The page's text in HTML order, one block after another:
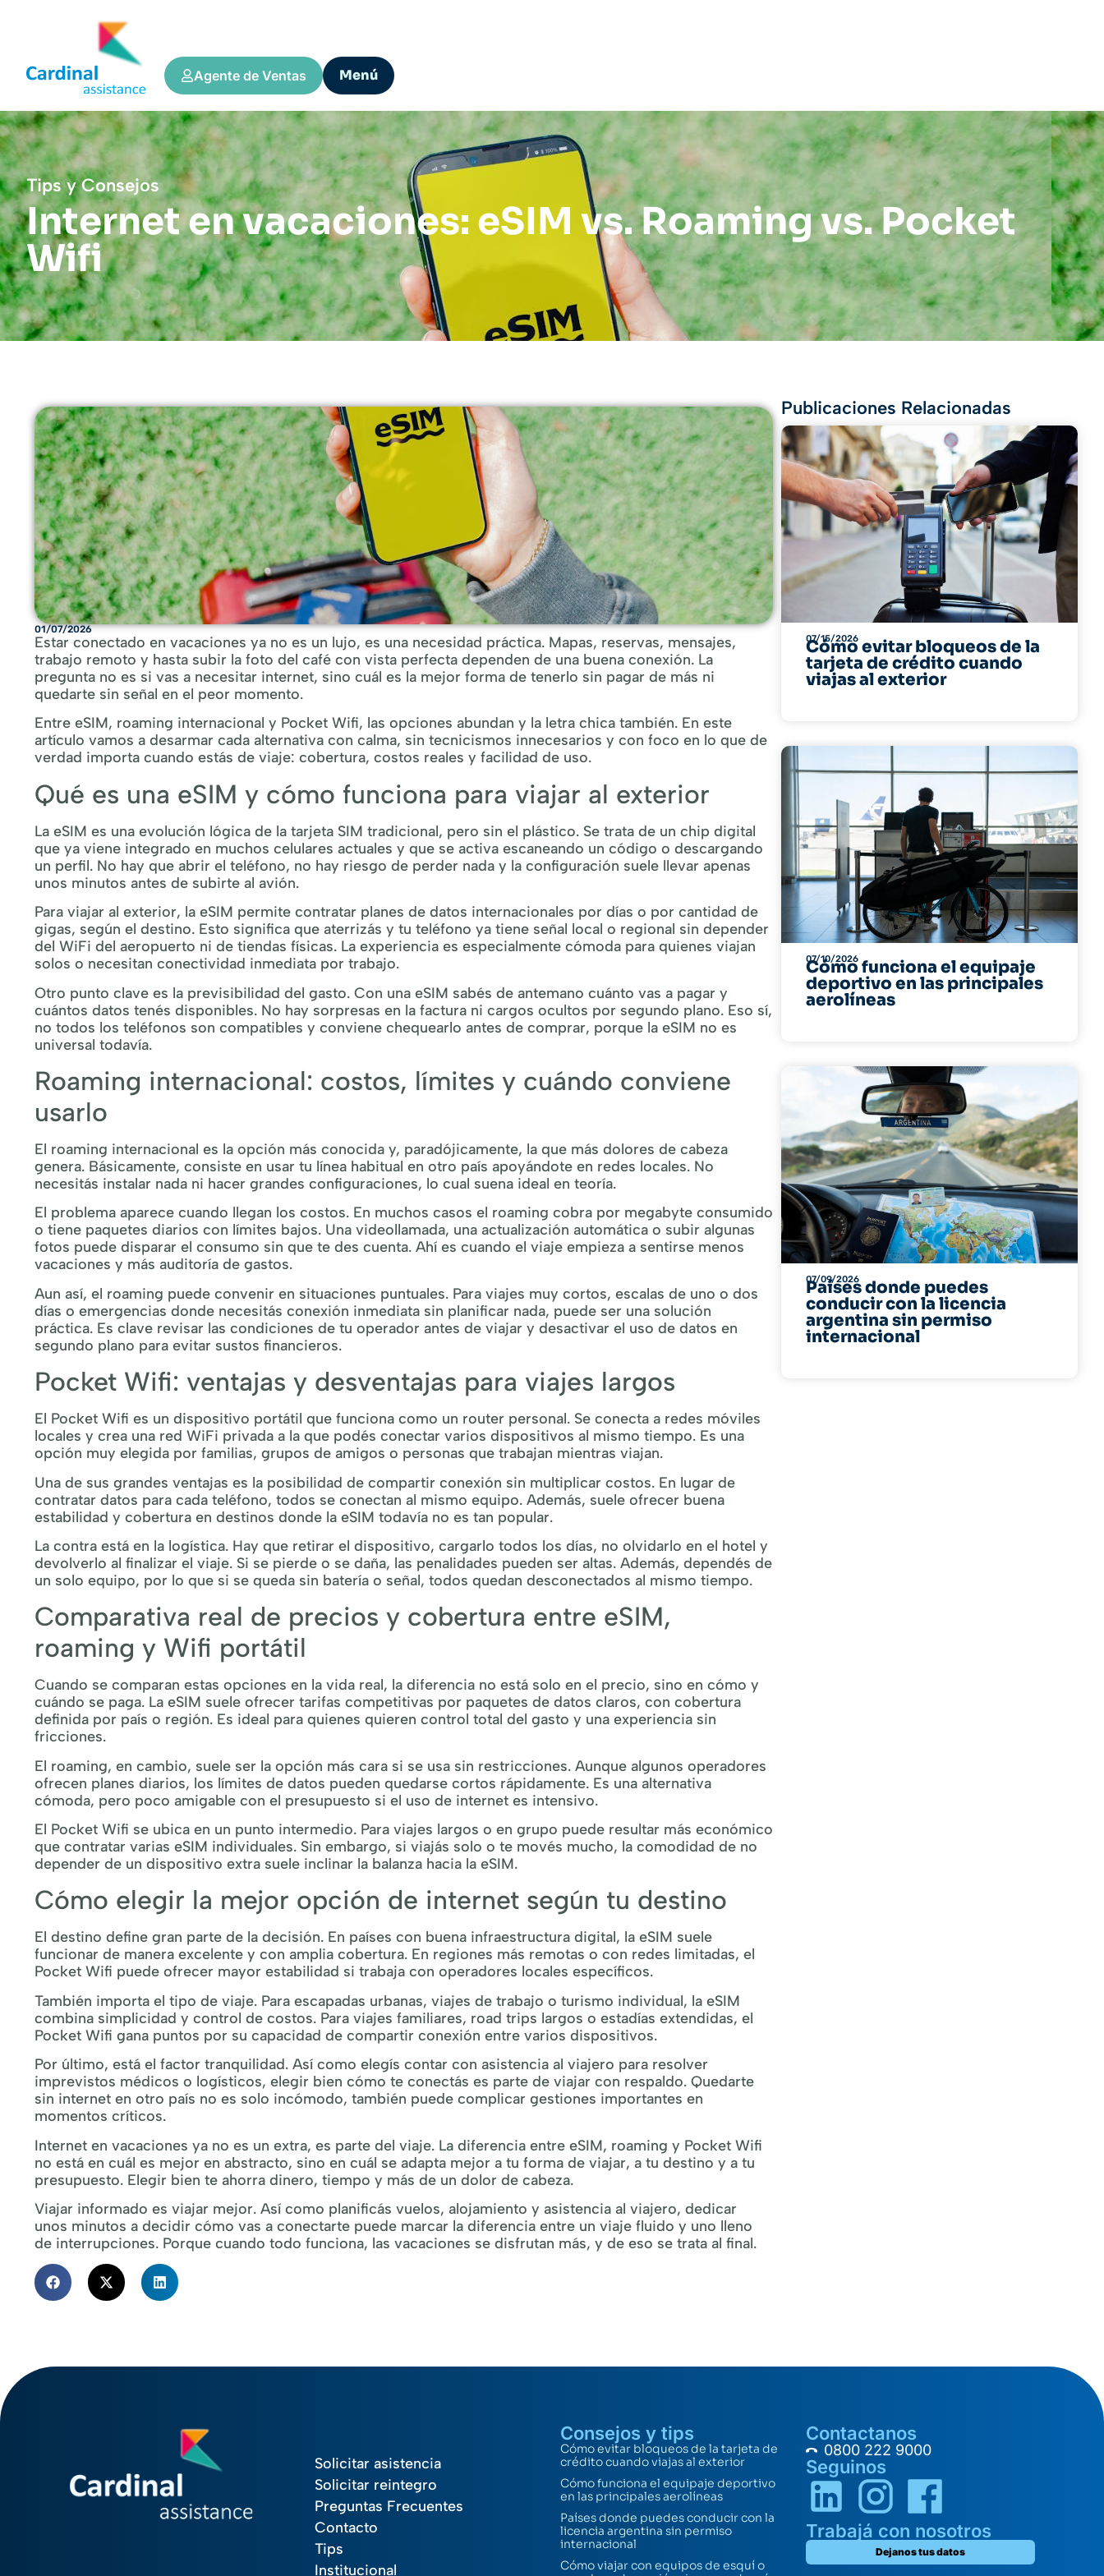
Agente de Ventas Menú
Tips y Consejos
Internet en vacaciones: eSIM vs. Roaming vs. Pocket
Wifi
01/07/2026
Estar conectado en vacaciones ya no es un lujo, es una necesidad práctica. Mapas, reservas, mensajes,
trabajo remoto y hasta subir la foto del café con vista perfecta dependen de una buena conexión. La
pregunta no es si vas a necesitar internet, sino cuál es la mejor forma de tenerlo sin pagar de más ni
quedarte sin señal en el peor momento.
Entre eSIM, roaming internacional y Pocket Wifi, las opciones abundan y la letra chica también. En este
artículo vamos a desarmar cada alternativa con calma, sin tecnicismos innecesarios y con foco en lo que de
verdad importa cuando estás de viaje: cobertura, costos reales y facilidad de uso.
Qué es una eSIM y cómo funciona para viajar al exterior
La eSIM es una evolución lógica de la tarjeta SIM tradicional, pero sin el plástico. Se trata de un chip digital
que ya viene integrado en muchos celulares actuales y que se activa escaneando un código o descargando
un perfil. No hay que abrir el teléfono, no hay riesgo de perder nada y la configuración suele llevar apenas
unos minutos antes de subirte al avión.
Para viajar al exterior, la eSIM permite contratar planes de datos internacionales por días o por cantidad de
gigas, según el destino. Esto significa que aterrizás y tu teléfono ya tiene señal local o regional sin depender
del WiFi del aeropuerto ni de tiendas físicas. La experiencia es especialmente cómoda para quienes viajan
solos o necesitan conectividad inmediata por trabajo.
Otro punto clave es la previsibilidad del gasto. Con una eSIM sabés de antemano cuánto vas a pagar y
cuántos datos tenés disponibles. No hay sorpresas en la factura ni cargos ocultos por segundo plano. Eso sí,
no todos los teléfonos son compatibles y conviene chequearlo antes de comprar, porque la eSIM no es
universal todavía.
Roaming internacional: costos, límites y cuándo conviene
usarlo
El roaming internacional es la opción más conocida y, paradójicamente, la que más dolores de cabeza
genera. Básicamente, consiste en usar tu línea habitual en otro país apoyándote en redes locales. No
necesitás instalar nada ni hacer grandes configuraciones, lo cual suena ideal en teoría.
El problema aparece cuando llegan los costos. En muchos casos el roaming cobra por megabyte consumido
o tiene paquetes diarios con límites bajos. Una videollamada, una actualización automática o subir algunas
fotos puede disparar el consumo sin que te des cuenta. Ahí es cuando el viaje empieza a sentirse menos
vacaciones y más auditoría de gastos.
Aun así, el roaming puede convenir en situaciones puntuales. Para viajes muy cortos, escalas de uno o dos
días o emergencias donde necesitás conexión inmediata sin planificar nada, puede ser una solución
práctica. Es clave revisar las condiciones de tu operador antes de viajar y desactivar el uso de datos en
segundo plano para evitar sustos financieros.
Pocket Wifi: ventajas y desventajas para viajes largos
El Pocket Wifi es un dispositivo portátil que funciona como un router personal. Se conecta a redes móviles
locales y crea una red WiFi privada a la que podés conectar varios dispositivos al mismo tiempo. Es una
opción muy elegida por familias, grupos de amigos o personas que trabajan mientras viajan.
Una de sus grandes ventajas es la posibilidad de compartir conexión sin multiplicar costos. En lugar de
contratar datos para cada teléfono, todos se conectan al mismo equipo. Además, suele ofrecer buena
estabilidad y cobertura en destinos donde la eSIM todavía no es tan popular.
La contra está en la logística. Hay que retirar el dispositivo, cargarlo todos los días, no olvidarlo en el hotel y
devolverlo al finalizar el viaje. Si se pierde o se daña, las penalidades pueden ser altas. Además, dependés de
un solo equipo, por lo que si se queda sin batería o señal, todos quedan desconectados al mismo tiempo.
Comparativa real de precios y cobertura entre eSIM,
roaming y Wifi portátil
Cuando se comparan estas opciones en la vida real, la diferencia no está solo en el precio, sino en cómo y
cuándo se paga. La eSIM suele ofrecer tarifas competitivas por paquetes de datos claros, con cobertura
definida por país o región. Es ideal para quienes quieren control total del gasto y una experiencia sin
fricciones.
El roaming, en cambio, suele ser la opción más cara si se usa sin restricciones. Aunque algunos operadores
ofrecen planes diarios, los límites de datos pueden quedarse cortos rápidamente. Es una alternativa
cómoda, pero poco amigable con el presupuesto si el uso de internet es intensivo.
El Pocket Wifi se ubica en un punto intermedio. Para viajes largos o en grupo puede resultar más económico
que contratar varias eSIM individuales. Sin embargo, si viajás solo o te movés mucho, la comodidad de no
depender de un dispositivo extra suele inclinar la balanza hacia la eSIM.
Cómo elegir la mejor opción de internet según tu destino
El destino define gran parte de la decisión. En países con buena infraestructura digital, la eSIM suele
funcionar de manera excelente y con amplia cobertura. En regiones más remotas o con redes limitadas, el
Pocket Wifi puede ofrecer mayor estabilidad si trabaja con operadores locales específicos.
También importa el tipo de viaje. Para escapadas urbanas, viajes de trabajo o turismo individual, la eSIM
combina simplicidad y control de costos. Para viajes familiares, road trips largos o estadías extendidas, el
Pocket Wifi gana puntos por su capacidad de compartir conexión entre varios dispositivos.
Por último, está el factor tranquilidad. Así como elegís contar con asistencia al viajero para resolver
imprevistos médicos o logísticos, elegir bien cómo te conectás es parte de viajar con respaldo. Quedarte
sin internet en otro país no es solo incómodo, también puede complicar gestiones importantes en
momentos críticos.
Internet en vacaciones ya no es un extra, es parte del viaje. La diferencia entre eSIM, roaming y Pocket Wifi
no está en cuál es mejor en abstracto, sino en cuál se adapta mejor a tu forma de viajar, a tu destino y a tu
presupuesto. Elegir bien te ahorra dinero, tiempo y más de un dolor de cabeza.
Viajar informado es viajar mejor. Así como planificás vuelos, alojamiento y asistencia al viajero, dedicar
unos minutos a decidir cómo vas a conectarte puede marcar la diferencia entre un viaje fluido y uno lleno
de interrupciones. Porque cuando todo funciona, las vacaciones se disfrutan más, y de eso se trata al final.
Publicaciones Relacionadas
07/15/2026
Cómo evitar bloqueos de la
tarjeta de crédito cuando
viajas al exterior
07/10/2026
Cómo funciona el equipaje
deportivo en las principales
aerolíneas
07/09/2026
Países donde puedes
conducir con la licencia
argentina sin permiso
internacional
Solicitar asistencia
Solicitar reintegro
Preguntas Frecuentes
Contacto
Tips
Institucional
Consejos y tips
Cómo evitar bloqueos de la tarjeta de
crédito cuando viajas al exterior
Cómo funciona el equipaje deportivo
en las principales aerolíneas
Países donde puedes conducir con la
licencia argentina sin permiso
internacional
Cómo viajar con equipos de esquí o
Contactanos
0800 222 9000
Seguinos
Trabajá con nosotros
Dejanos tus datos